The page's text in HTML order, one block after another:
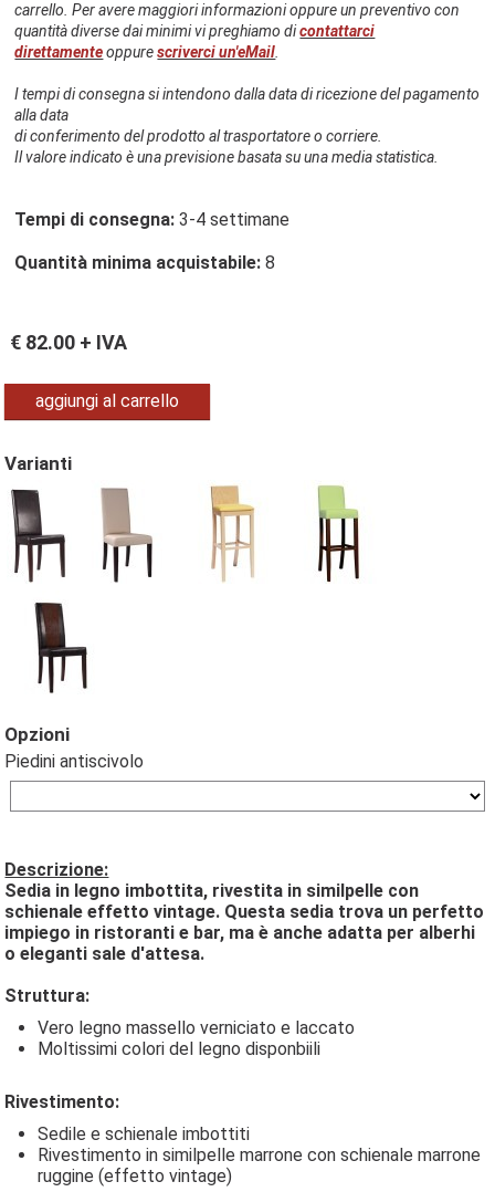
carrello. Per avere maggiori informazioni oppure un preventivo con
quantità diverse dai minimi vi preghiamo dicontattarci
direttamenteoppurescriverci un'eMail
I tempi di consegna si intendono dalla data di ricezione del pagamento
alla data
di conferimento del prodotto al trasportatore o corriere.
Il valore indicato è una previsione basata su una media statistica.
Tempi di consegna: 3-4 settimane
Quantità minima acquistabile: 8
€ 82.00 + IVA
aggiungi al carrello
Varianti
Opzioni
Piedini antiscivolo
Descrizione:
Sedia in legno imbottita, rivestita in similpelle con
schienale effetto vintage. Questa sedia trova un perfetto
impiego in ristoranti e bar, ma è anche adatta per alberhi
o eleganti sale d'attesa.
Struttura:
Vero legno massello verniciato e laccato
Moltissimi colori del legno disponbiili
Rivestimento:
Sedile e schienale imbottiti
Rivestimento in similpelle marrone con schienale marrone
ruggine (effetto vintage)